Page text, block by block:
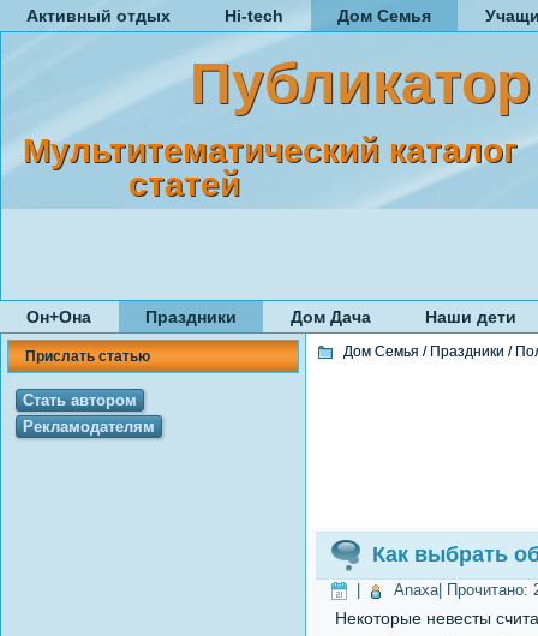
Активный отдых Hi-tech Дом Семья
Публикатор
Мультитематический каталог
статей
Он+Она Праздники Дом Дача Наши дети
Прислать статью
Стать автором
Рекламодателям
Дом Семья / Праздники /
Как выбрать
Anaxa| Прочитано:
Некоторые невесты